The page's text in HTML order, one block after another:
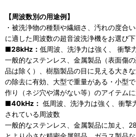
【周波数別の用途例】
・被洗浄物の種類や繊細さ、汚れの度合
に適した周波数の超音波洗浄機をお選び
■28kHz： 低周波、洗浄力は強く、 衝撃
一般的なステンレス、金属製品（表面傷
品は除く）、樹脂製品の目に見える大き
の除去に有効、大型で重量がある・小型
作り（ネジ穴や溝がない等）のアイテム
■40kHz： 低周波、洗浄力は強く、衝撃
されている周波数
一般的なステンレス、金属製品に加え、